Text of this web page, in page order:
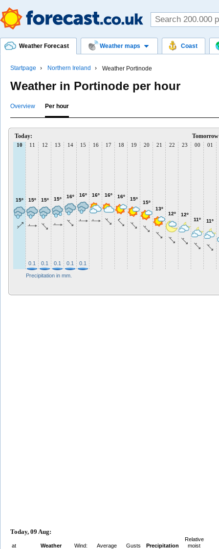
Weather Forecast Weather maps Coast
Startpage Northern Ireland Weather Portinode
Weather in Portinode per hour
Overview Per hour
Today:
10
15º
11
15º
Precipitation in mm.
0.1
12
15º
0.1
13
15º
0.1
14
16º
0.1
15
16º
0.1
16
16º
17
16º
18
16º
19
15º
20
15º
21
13º
22
12º
23
12º
00
11º
01
11º
Today, 09 Aug:
at Weather Wind: Average Gusts Precipitation
Relative
moist